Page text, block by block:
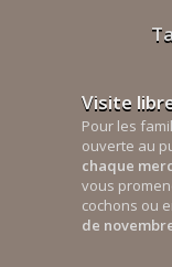
Visite
Pour les
ouverte au
chaque
vous
cochons ou
de